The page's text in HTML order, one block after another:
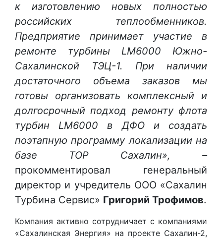
к изготовлению новых полностью
российских теплообменников.
Предприятие принимает участие в
ремонте турбины LM6000 Южно-
Сахалинской ТЭЦ-1. При наличии
достаточного объема заказов мы
готовы организовать комплексный и
долгосрочный подход ремонту флота
турбин LM6000 в ДФО и создать
поэтапную программу локализации на
базе ТОР Сахалин», –
прокомментировал генеральный
директор и учредитель ООО «Сахалин
Турбина Сервис» Григорий Трофимов.
Компания активно сотрудничает с компаниями
«Сахалинская Энергия» на проекте Сахалин-2,